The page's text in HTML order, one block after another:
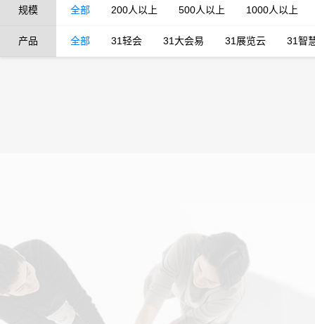
规模 全部 200人以上 500人以上 1000人以上
产品 全部 31轻会 31大会易 31展览云 31智